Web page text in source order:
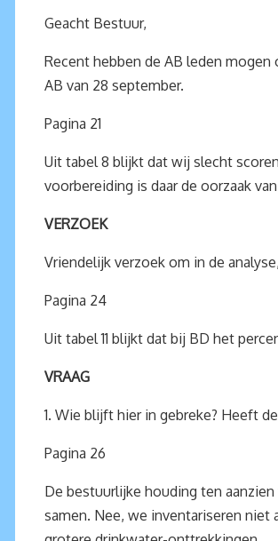
Geacht Bestuur,
Recent hebben de AB leden
AB van 28 september.
Pagina 21
Uit tabel 8 blijkt dat wij slecht
voorbereiding is daar de oorzaak
VERZOEK
Vriendelijk verzoek om in de
Pagina 24
Uit tabel 11 blijkt dat bij BD het
VRAAG
1. Wie blijft hier in gebreke? Heeft
Pagina 26
De bestuurlijke houding ten
samen. Nee, we inventariseren niet